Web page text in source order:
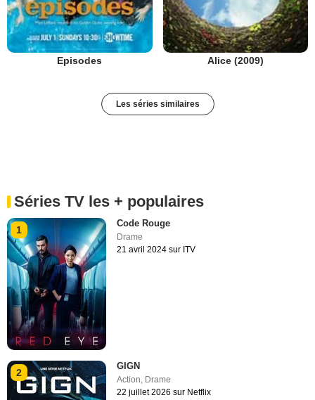
Episodes Alice (2009)
Les séries similaires
Séries TV les + populaires
1
Code Rouge
Drame
21 avril 2024 sur ITV
2
GIGN
Action, Drame
22 juillet 2026 sur Netflix